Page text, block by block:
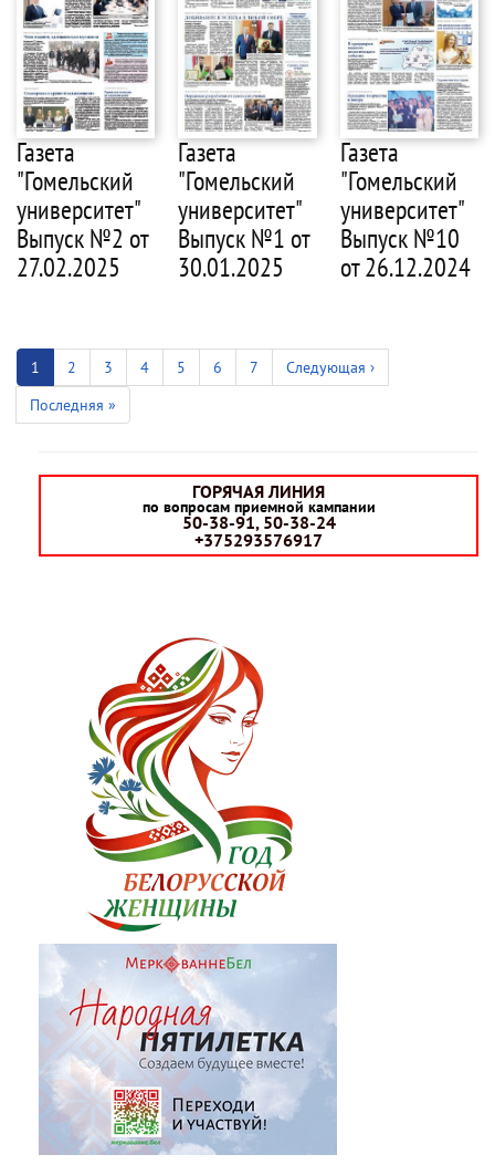
Газета
"Гомельский
университет"
Выпуск №2 от
27.02.2025
Газета
"Гомельский
университет"
Выпуск №1 от
30.01.2025
Газета
"Гомельский
университет"
Выпуск №10
от 26.12.2024
Нумерация
страниц
Текущая
страница
1 Страница
2 Страница
3 Страница
4 Страница
5 Страница
6 Страница
7
Следующая
страница
Следующая ›
Последняя
страница
Последняя »
ГОРЯЧАЯ ЛИНИЯ
по вопросам приемной кампании
50-38-91, 50-38-24
+375293576917